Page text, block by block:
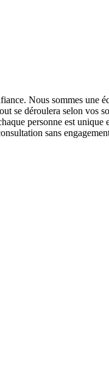
Nous sommes une
se déroulera selon vos
personne est unique
sans